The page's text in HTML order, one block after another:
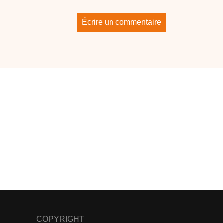
Écrire un commentaire
COPYRIGHT